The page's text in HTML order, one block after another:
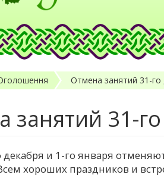
Отмена занятий 31-го
занятий 31-
декабря и 1-го января
хороших праздников и